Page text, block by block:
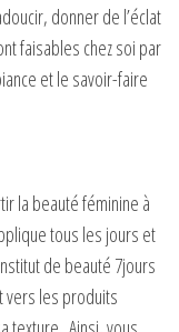
donner de l’éclat
faisables chez soi par
et le savoir-faire
la beauté féminine à
tous les jours et
de beauté 7jours
vers les produits